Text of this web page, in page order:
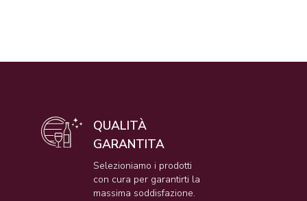
QUALITÀ
GARANTITA
Selezioniamo i prodotti
con cura per garantirti la
massima soddisfazione.